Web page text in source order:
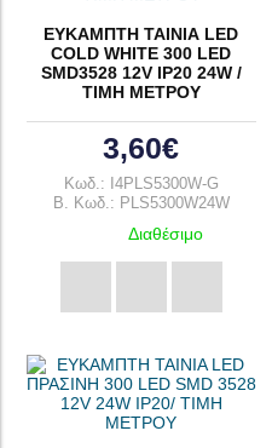
ΕΥΚΑΜΠΤΗ ΤΑΙΝΙΑ LED
COLD WHITE 300 LED
SMD3528 12V ΙΡ20 24W /
ΤΙΜΗ ΜΕΤΡΟΥ
3,60€
Κωδ.: I4PLS5300W-G
B. Κωδ.: PLS5300W24W
Διαθέσιμο